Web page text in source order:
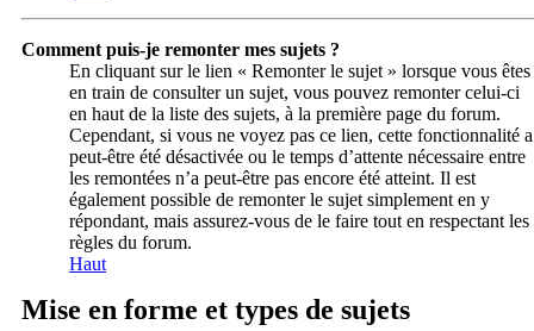
Comment puis-je remonter mes sujets ?
En cliquant sur le lien « Remonter le sujet » lorsque vous êtes
en train de consulter un sujet, vous pouvez remonter celui-ci
en haut de la liste des sujets, à la première page du forum.
Cependant, si vous ne voyez pas ce lien, cette fonctionnalité a
peut-être été désactivée ou le temps d’attente nécessaire entre
les remontées n’a peut-être pas encore été atteint. Il est
également possible de remonter le sujet simplement en y
répondant, mais assurez-vous de le faire tout en respectant les
règles du forum.
Haut
Mise en forme et types de sujets